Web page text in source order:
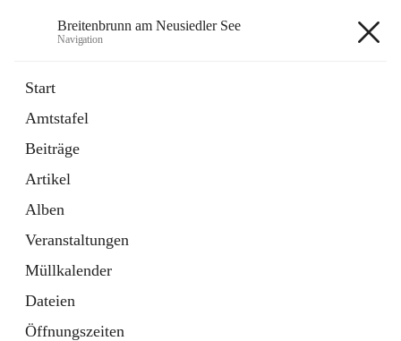
Breitenbrunn am Neusiedler See
Navigation
Start
Amtstafel
Beiträge
Artikel
Alben
Veranstaltungen
Müllkalender
Dateien
Öffnungszeiten
18 Schnellzugriffe
Gemeindeservice